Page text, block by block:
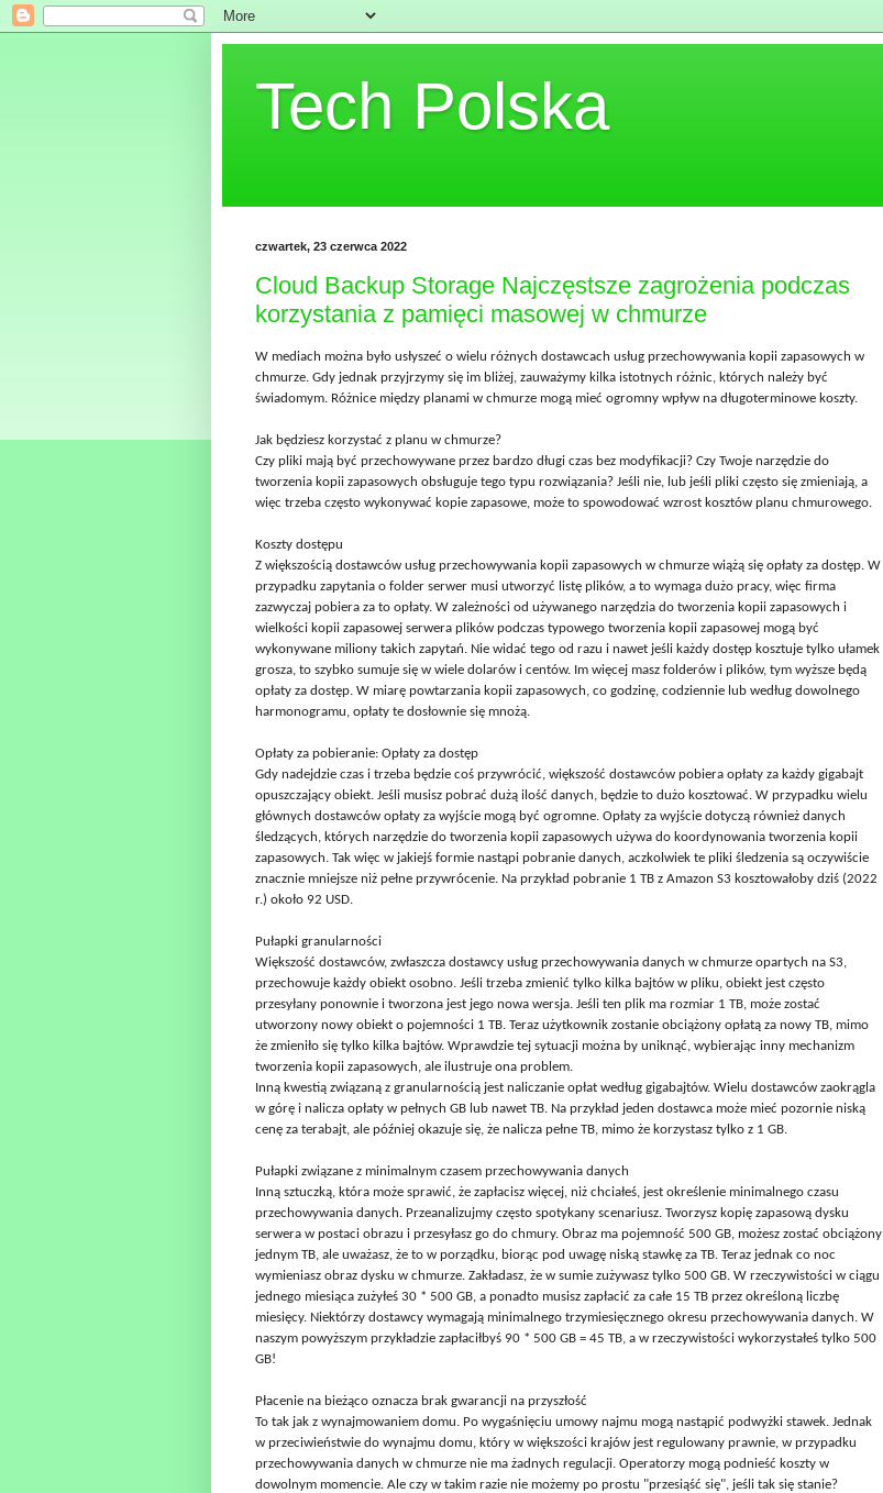
Tech Polska
czwartek, 23 czerwca 2022
Cloud Backup Storage Najczęstsze zagrożenia podczas
korzystania z pamięci masowej w chmurze
W mediach można było usłyszeć o wielu różnych dostawcach usług przechowywania kopii zapasowych w
chmurze. Gdy jednak przyjrzymy się im bliżej, zauważymy kilka istotnych różnic, których należy być
świadomym. Różnice między planami w chmurze mogą mieć ogromny wpływ na długoterminowe koszty.
Jak będziesz korzystać z planu w chmurze?
Czy pliki mają być przechowywane przez bardzo długi czas bez modyfikacji? Czy Twoje narzędzie do
tworzenia kopii zapasowych obsługuje tego typu rozwiązania? Jeśli nie, lub jeśli pliki często się zmieniają, a
więc trzeba często wykonywać kopie zapasowe, może to spowodować wzrost kosztów planu chmurowego.
Koszty dostępu
Z większością dostawców usług przechowywania kopii zapasowych w chmurze wiążą się opłaty za dostęp. W
przypadku zapytania o folder serwer musi utworzyć listę plików, a to wymaga dużo pracy, więc firma
zazwyczaj pobiera za to opłaty. W zależności od używanego narzędzia do tworzenia kopii zapasowych i
wielkości kopii zapasowej serwera plików podczas typowego tworzenia kopii zapasowej mogą być
wykonywane miliony takich zapytań. Nie widać tego od razu i nawet jeśli każdy dostęp kosztuje tylko ułamek
grosza, to szybko sumuje się w wiele dolarów i centów. Im więcej masz folderów i plików, tym wyższe będą
opłaty za dostęp. W miarę powtarzania kopii zapasowych, co godzinę, codziennie lub według dowolnego
harmonogramu, opłaty te dosłownie się mnożą.
Opłaty za pobieranie: Opłaty za dostęp
Gdy nadejdzie czas i trzeba będzie coś przywrócić, większość dostawców pobiera opłaty za każdy gigabajt
opuszczający obiekt. Jeśli musisz pobrać dużą ilość danych, będzie to dużo kosztować. W przypadku wielu
głównych dostawców opłaty za wyjście mogą być ogromne. Opłaty za wyjście dotyczą również danych
śledzących, których narzędzie do tworzenia kopii zapasowych używa do koordynowania tworzenia kopii
zapasowych. Tak więc w jakiejś formie nastąpi pobranie danych, aczkolwiek te pliki śledzenia są oczywiście
znacznie mniejsze niż pełne przywrócenie. Na przykład pobranie 1 TB z Amazon S3 kosztowałoby dziś (2022
r.) około 92 USD.
Pułapki granularności
Większość dostawców, zwłaszcza dostawcy usług przechowywania danych w chmurze opartych na S3,
przechowuje każdy obiekt osobno. Jeśli trzeba zmienić tylko kilka bajtów w pliku, obiekt jest często
przesyłany ponownie i tworzona jest jego nowa wersja. Jeśli ten plik ma rozmiar 1 TB, może zostać
utworzony nowy obiekt o pojemności 1 TB. Teraz użytkownik zostanie obciążony opłatą za nowy TB, mimo
że zmieniło się tylko kilka bajtów. Wprawdzie tej sytuacji można by uniknąć, wybierając inny mechanizm
tworzenia kopii zapasowych, ale ilustruje ona problem.
Inną kwestią związaną z granularnością jest naliczanie opłat według gigabajtów. Wielu dostawców zaokrągla
w górę i nalicza opłaty w pełnych GB lub nawet TB. Na przykład jeden dostawca może mieć pozornie niską
cenę za terabajt, ale później okazuje się, że nalicza pełne TB, mimo że korzystasz tylko z 1 GB.
Pułapki związane z minimalnym czasem przechowywania danych
Inną sztuczką, która może sprawić, że zapłacisz więcej, niż chciałeś, jest określenie minimalnego czasu
przechowywania danych. Przeanalizujmy często spotykany scenariusz. Tworzysz kopię zapasową dysku
serwera w postaci obrazu i przesyłasz go do chmury. Obraz ma pojemność 500 GB, możesz zostać obciążony
jednym TB, ale uważasz, że to w porządku, biorąc pod uwagę niską stawkę za TB. Teraz jednak co noc
wymieniasz obraz dysku w chmurze. Zakładasz, że w sumie zużywasz tylko 500 GB. W rzeczywistości w ciągu
jednego miesiąca zużyłeś 30 * 500 GB, a ponadto musisz zapłacić za całe 15 TB przez określoną liczbę
miesięcy. Niektórzy dostawcy wymagają minimalnego trzymiesięcznego okresu przechowywania danych. W
naszym powyższym przykładzie zapłaciłbyś 90 * 500 GB = 45 TB, a w rzeczywistości wykorzystałeś tylko 500
GB!
Płacenie na bieżąco oznacza brak gwarancji na przyszłość
To tak jak z wynajmowaniem domu. Po wygaśnięciu umowy najmu mogą nastąpić podwyżki stawek. Jednak
w przeciwieństwie do wynajmu domu, który w większości krajów jest regulowany prawnie, w przypadku
przechowywania danych w chmurze nie ma żadnych regulacji. Operatorzy mogą podnieść koszty w
dowolnym momencie. Ale czy w takim razie nie możemy po prostu "przesiąść się", jeśli tak się stanie?